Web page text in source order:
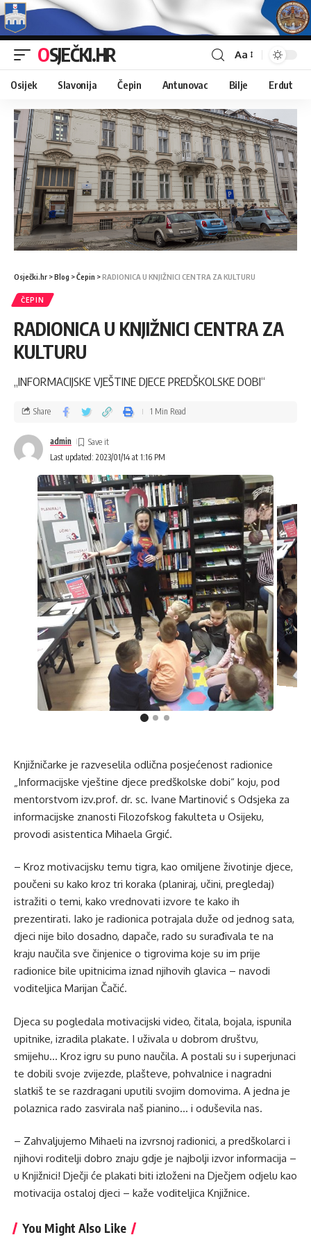
OSJEČKI.HR Aa
Osijek Slavonija Čepin Antunovac Bilje Erdut
Osječki.hr >Blog >Čepin >RADIONICA U KNJIŽNICI CENTRA ZA KULTURU
ČEPIN
RADIONICA U KNJIŽNICI CENTRA ZA
KULTURU
„INFORMACIJSKE VJEŠTINE DJECE PREDŠKOLSKE DOBI“
Last updated: 2023/01/14 at 1:16 PM
admin
Share 1 Min Read
Knjižničarke je razveselila odlična posjećenost radionice
„Informacijske vještine djece predškolske dobi“ koju, pod
mentorstvom izv.prof. dr. sc. Ivane Martinović s Odsjeka za
informacijske znanosti Filozofskog fakulteta u Osijeku,
provodi asistentica Mihaela Grgić.
– Kroz motivacijsku temu tigra, kao omiljene životinje djece,
poučeni su kako kroz tri koraka (planiraj, učini, pregledaj)
istražiti o temi, kako vrednovati izvore te kako ih
prezentirati. Iako je radionica potrajala duže od jednog sata,
djeci nije bilo dosadno, dapače, rado su surađivala te na
kraju naučila sve činjenice o tigrovima koje su im prije
radionice bile upitnicima iznad njihovih glavica – navodi
voditeljica Marijan Čačić.
Djeca su pogledala motivacijski video, čitala, bojala, ispunila
upitnike, izradila plakate. I uživala u dobrom društvu,
smijehu… Kroz igru su puno naučila. A postali su i superjunaci
te dobili svoje zvijezde, plašteve, pohvalnice i nagradni
slatkiš te se razdragani uputili svojim domovima. A jedna je
polaznica rado zasvirala naš pianino… i oduševila nas.
– Zahvaljujemo Mihaeli na izvrsnoj radionici, a predškolarci i
njihovi roditelji dobro znaju gdje je najbolji izvor informacija –
u Knjižnici! Dječji će plakati biti izloženi na Dječjem odjelu kao
motivacija ostaloj djeci – kaže voditeljica Knjižnice.
You Might Also Like